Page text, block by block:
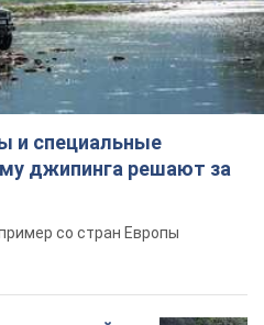
и специальные
джипинга решают за
со стран Европы